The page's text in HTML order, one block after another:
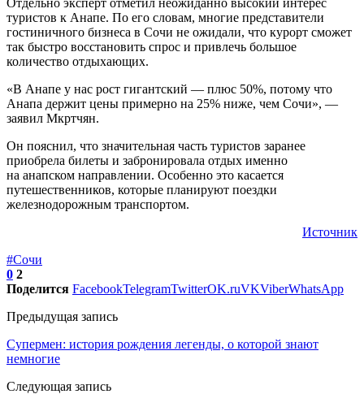
туристов к Анапе. По его словам, многие представители
гостиничного бизнеса в Сочи не ожидали, что курорт сможет
так быстро восстановить спрос и привлечь большое
количество отдыхающих.
«В Анапе у нас рост гигантский — плюс 50%, потому что
Анапа держит цены примерно на 25% ниже, чем Сочи», —
заявил Мкртчян.
Он пояснил, что значительная часть туристов заранее
приобрела билеты и забронировала отдых именно
на анапском направлении. Особенно это касается
путешественников, которые планируют поездки
железнодорожным транспортом.
Источник
#Сочи
0 2
Поделится FacebookTelegramTwitterOK.ruVKViberWhatsApp
Предыдущая запись
Супермен: история рождения легенды, о которой знают
немногие
Следующая запись